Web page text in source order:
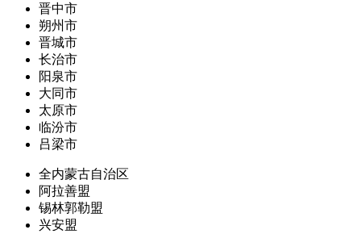
晋中市
朔州市
晋城市
长治市
阳泉市
大同市
太原市
临汾市
吕梁市
全内蒙古自治区
阿拉善盟
锡林郭勒盟
兴安盟